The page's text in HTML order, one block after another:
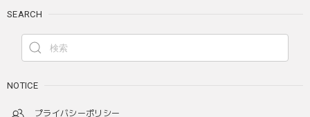
SEARCH
NOTICE
プライバシーポリシー